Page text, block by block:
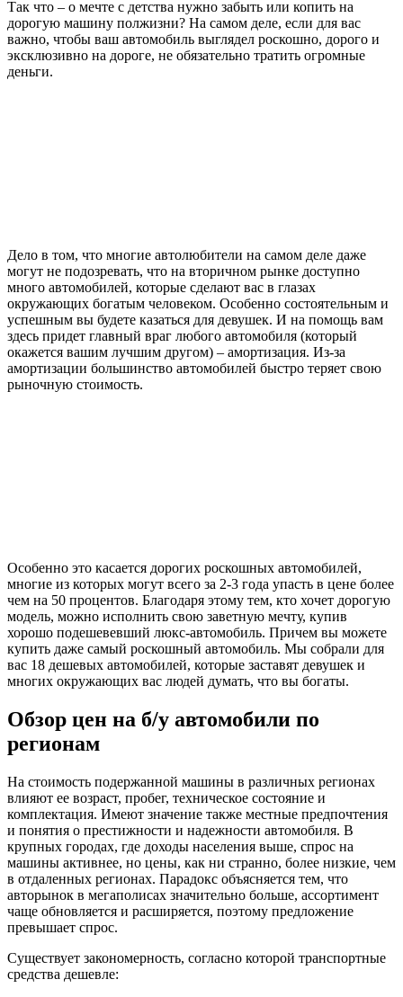
Так что – о мечте с детства нужно забыть или копить на
дорогую машину полжизни? На самом деле, если для вас
важно, чтобы ваш автомобиль выглядел роскошно, дорого и
эксклюзивно на дороге, не обязательно тратить огромные
деньги.
Дело в том, что многие автолюбители на самом деле даже
могут не подозревать, что на вторичном рынке доступно
много автомобилей, которые сделают вас в глазах
окружающих богатым человеком. Особенно состоятельным и
успешным вы будете казаться для девушек. И на помощь вам
здесь придет главный враг любого автомобиля (который
окажется вашим лучшим другом) – амортизация. Из-за
амортизации большинство автомобилей быстро теряет свою
рыночную стоимость.
Особенно это касается дорогих роскошных автомобилей,
многие из которых могут всего за 2-3 года упасть в цене более
чем на 50 процентов. Благодаря этому тем, кто хочет дорогую
модель, можно исполнить свою заветную мечту, купив
хорошо подешевевший люкс-автомобиль. Причем вы можете
купить даже самый роскошный автомобиль. Мы собрали для
вас 18 дешевых автомобилей, которые заставят девушек и
многих окружающих вас людей думать, что вы богаты.
Обзор цен на б/у автомобили по
регионам
На стоимость подержанной машины в различных регионах
влияют ее возраст, пробег, техническое состояние и
комплектация. Имеют значение также местные предпочтения
и понятия о престижности и надежности автомобиля. В
крупных городах, где доходы населения выше, спрос на
машины активнее, но цены, как ни странно, более низкие, чем
в отдаленных регионах. Парадокс объясняется тем, что
авторынок в мегаполисах значительно больше, ассортимент
чаще обновляется и расширяется, поэтому предложение
превышает спрос.
Существует закономерность, согласно которой транспортные
средства дешевле: